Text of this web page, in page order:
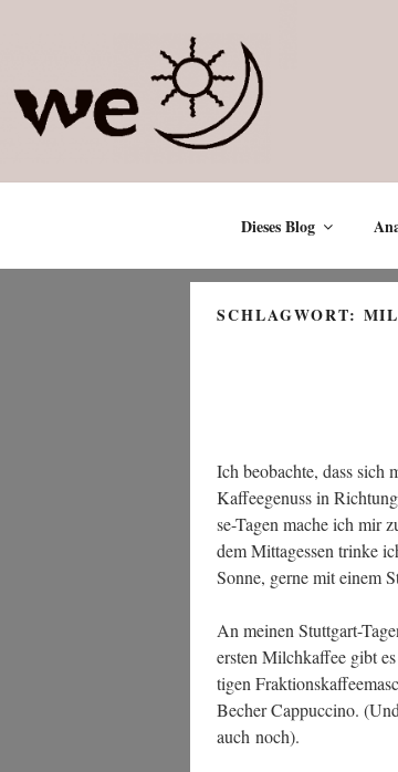
Dieses Blog
SCHLAGWORT:
Ich beob­ach­te, dass sich
Kaf­fee­ge­nuss in
se-Tagen mache ich mir
dem Mit­tag­essen trin­ke
Son­ne, ger­ne mit einem
An mei­nen Stutt­gart-
ers­ten Milch­kaf­fee gibt
ti­gen
Becher Cap­puc­ci­no.
auch noch).